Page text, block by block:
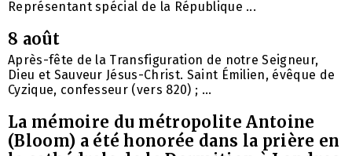
Représentant spécial de la République ...
8 août
Après-fête de la Transfiguration de notre Seigneur,
Dieu et Sauveur Jésus-Christ. Saint Émilien, évêque de
Cyzique, confesseur (vers 820) ; ...
La mémoire du métropolite Antoine
(Bloom) a été honorée dans la prière en